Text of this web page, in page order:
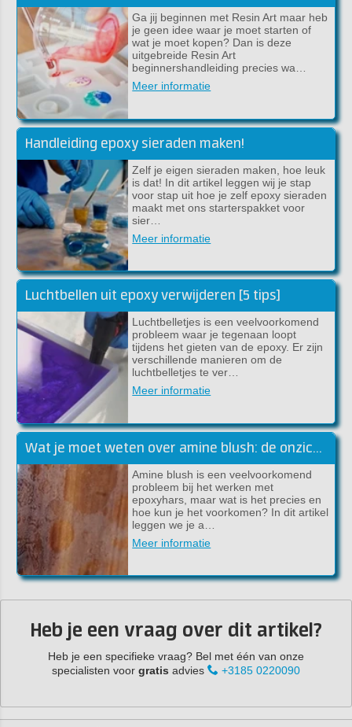
Ga jij beginnen met Resin Art maar heb
je geen idee waar je moet starten of
wat je moet kopen? Dan is deze
uitgebreide Resin Art
beginnershandleiding precies wa…
Meer informatie
Handleiding epoxy sieraden maken!
Zelf je eigen sieraden maken, hoe leuk
is dat! In dit artikel leggen wij je stap
voor stap uit hoe je zelf epoxy sieraden
maakt met ons starterspakket voor
sier…
Meer informatie
Luchtbellen uit epoxy verwijderen [5 tips]
Luchtbelletjes is een veelvoorkomend
probleem waar je tegenaan loopt
tijdens het gieten van de epoxy. Er zijn
verschillende manieren om de
luchtbelletjes te ver…
Meer informatie
Wat je moet weten over amine blush: de onzichtbare vijand van epoxyhars
Amine blush is een veelvoorkomend
probleem bij het werken met
epoxyhars, maar wat is het precies en
hoe kun je het voorkomen? In dit artikel
leggen we je a…
Meer informatie
Heb je een vraag over dit artikel?
Heb je een specifieke vraag? Bel met één van onze
specialisten voor gratis advies +3185 0220090